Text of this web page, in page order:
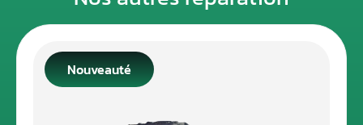
Nouveauté